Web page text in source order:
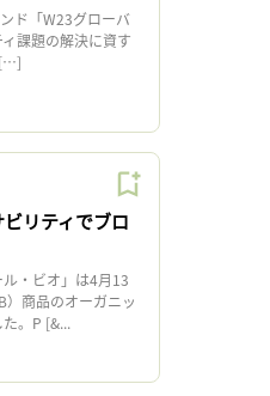
ド「W23グローバ
課題の解決に資す
[…]
リティでブロ
・ビオ」は4月13
）商品のオーガニッ
。P [&...